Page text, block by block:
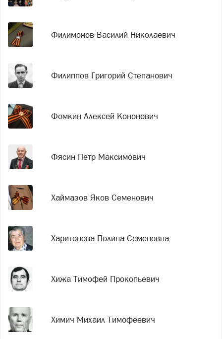
Филимонов Василий Николаевич
Филиппов Григорий Степанович
Фомкин Алексей Кононович
Фясин Петр Максимович
Хаймазов Яков Семенович
Харитонова Полина Семеновна
Хижа Тимофей Прокопьевич
Химич Михаил Тимофеевич